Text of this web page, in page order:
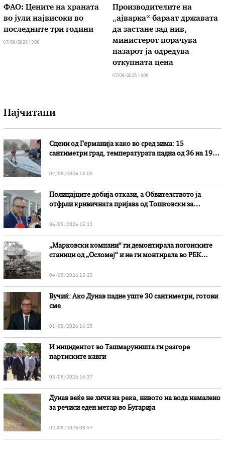
ФАО: Цените на храната
во јули највисоки во
последните три години
07/08/2026 13:08
Производителите на
„ајварка“ бараат државата
да застане зад нив,
министерот порачува
пазарот ја одредува
откупната цена
07/08/2026 13:08
Најчитани
Сцени од Германија како во сред зима: 15
сантиметри град, температурата падна од 36 на 19
04/08/2026 13:08
Полицајците добија откази, а Обвителството ја
отфрли кривичната пријава од Тошковски за
06/08/2026 15:13
„Марковски компани“ ги демонтирала погонските
станици од „Осломеј“ и не ги монтирала во РЕК
04/08/2026 15:15
Вучиќ: Ако Дунав падне уште 30 сантиметри, готови
сме
01/08/2026 16:28
И инцидентот во Ташмаруништa ги разгоре
партиските кавги
03/08/2026 16:37
Дунав веќе не личи на река, нивото на вода намалено
за речиси еден метар во Бугарија
02/08/2026 08:57